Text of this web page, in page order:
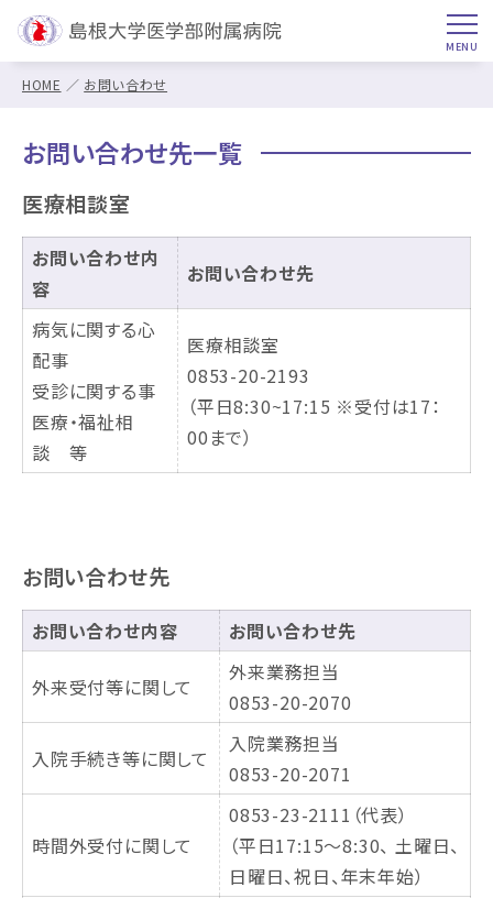
HOME お問い合わせ
お問い合わせ先一覧
医療相談室
お問い合わせ内
容
お問い合わせ先
病気に関する心
配事
受診に関する事
医療・福祉相
談 等
医療相談室
0853-20-2193
（平日8:30~17:15 ※受付は17：
00まで）
お問い合わせ先
お問い合わせ内容 お問い合わせ先
外来受付等に関して
外来業務担当
0853-20-2070
入院手続き等に関して
入院業務担当
0853-20-2071
時間外受付に関して
0853-23-2111（代表）
（平日17:15～8:30、 土曜日、
日曜日、祝日、年末年始）